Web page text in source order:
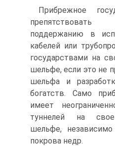
Прибрежное
поддержанию в
кабелей или
государствами на
шельфе, если это не
шельфа и
богатств. Само
имеет
туннелей на
шельфе,
покрова недр.